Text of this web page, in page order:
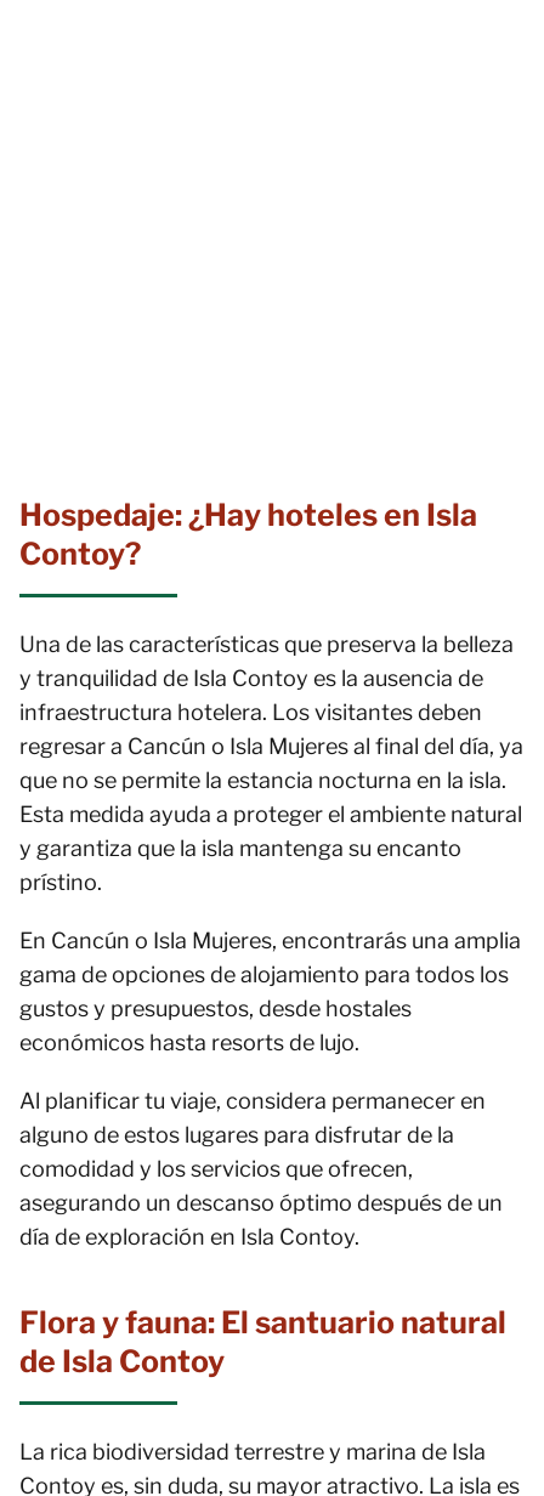
Hospedaje: ¿Hay hoteles en Isla
Contoy?
Una de las características que preserva la belleza
y tranquilidad de Isla Contoy es la ausencia de
infraestructura hotelera. Los visitantes deben
regresar a Cancún o Isla Mujeres al final del día, ya
que no se permite la estancia nocturna en la isla.
Esta medida ayuda a proteger el ambiente natural
y garantiza que la isla mantenga su encanto
prístino.
En Cancún o Isla Mujeres, encontrarás una amplia
gama de opciones de alojamiento para todos los
gustos y presupuestos, desde hostales
económicos hasta resorts de lujo.
Al planificar tu viaje, considera permanecer en
alguno de estos lugares para disfrutar de la
comodidad y los servicios que ofrecen,
asegurando un descanso óptimo después de un
día de exploración en Isla Contoy.
Flora y fauna: El santuario natural
de Isla Contoy
La rica biodiversidad terrestre y marina de Isla
Contoy es, sin duda, su mayor atractivo. La isla es